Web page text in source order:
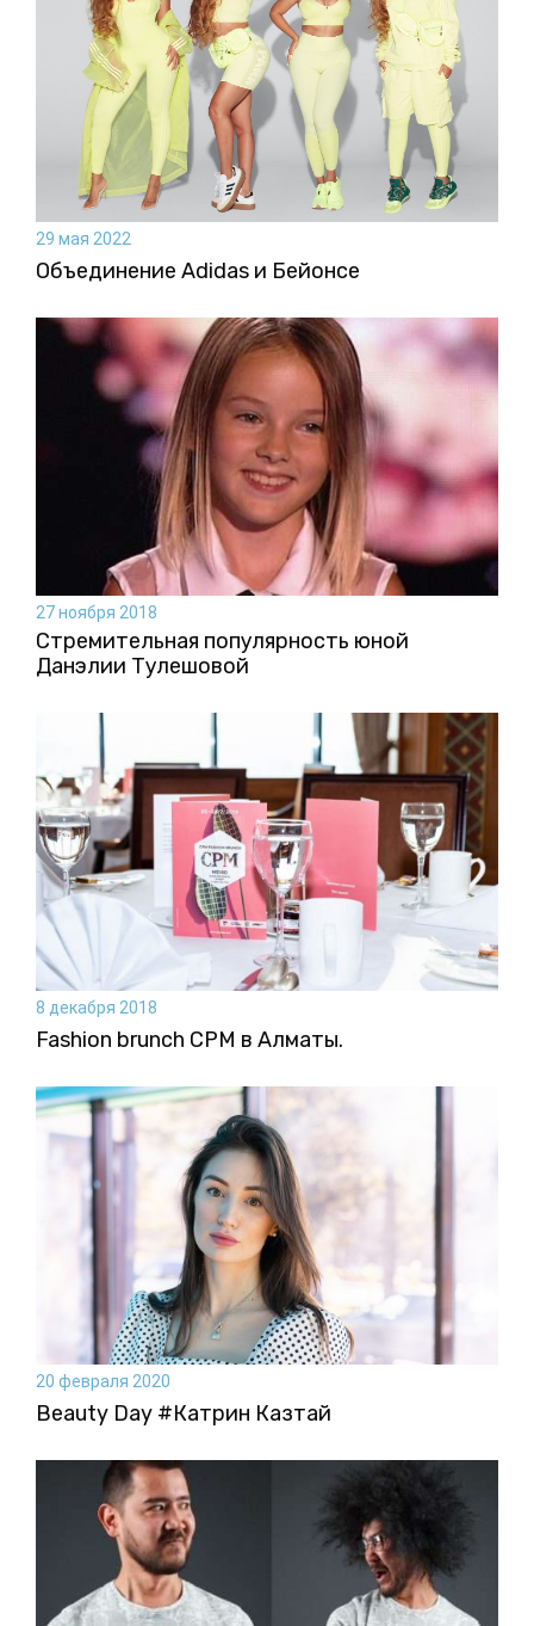
29 мая 2022
Объединение Adidas и Бейонсе
27 ноября 2018
Стремительная популярность юной
Данэлии Тулешовой
8 декабря 2018
Fashion brunch CPM в Алматы.
20 февраля 2020
Beauty Day #Катрин Казтай